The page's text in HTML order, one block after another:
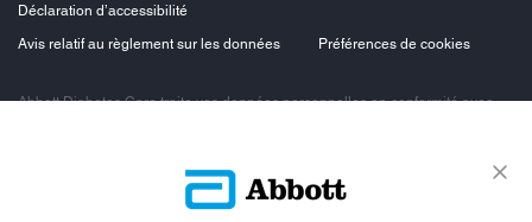
Déclaration d’accessibilité
Avis relatif au règlement sur les données
Préférences de cookies
Abbott Diabetes Care traite vos données personnelles en conformité avec
modifiée. Vous bénéficiez ainsi d’un droit d’accès, d’opposition, de
rectification et de suppression des données vous concernant. Vous
bénéficiez également d’un droit à la portabilité des données et d’un droit à la